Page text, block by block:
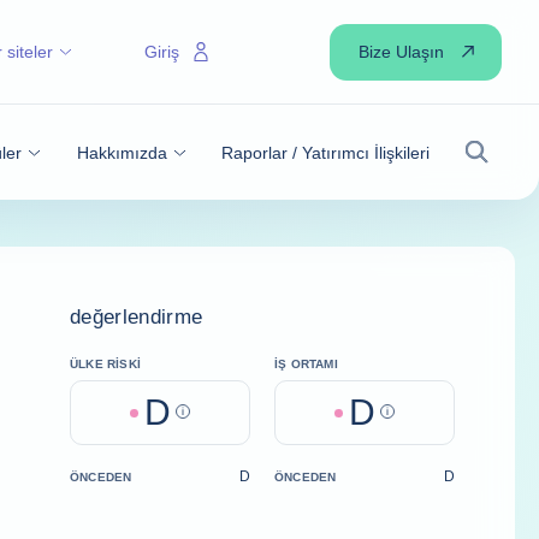
Hakkımızda Raporlar / Yatırımcı İlişkileri
Arama
siteler Giriş Bize Ulaşın
değerlendirme
ÜLKE RISKI
D Help
İŞ ORTAMI
D Help
ÖNCEDEN D ÖNCEDEN D